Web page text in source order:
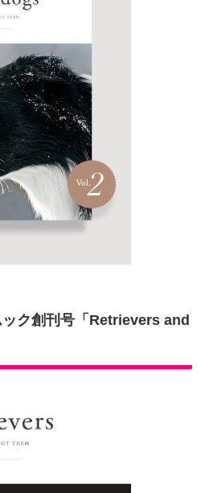
ク創刊号「Retrievers and